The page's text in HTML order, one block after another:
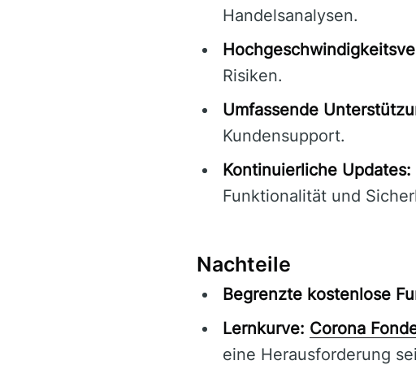
Handelsanalysen.
Risiken.
Umfassende
Kundensupport.
Kontinuierliche Updates:
Funktionalität und
Nachteile
Begrenzte kostenlose
Lernkurve: Corona
eine Herausforderung